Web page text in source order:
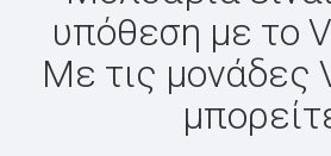
υπόθεση με το
Με τις μονάδες